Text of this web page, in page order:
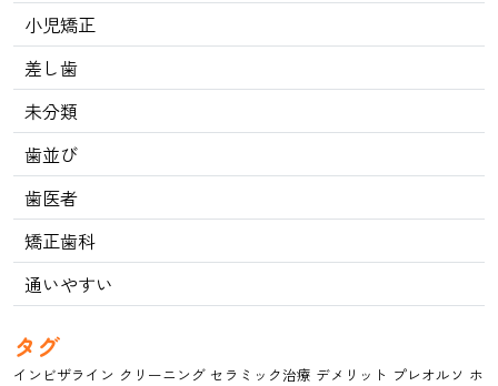
小児矯正
差し歯
未分類
歯並び
歯医者
矯正歯科
通いやすい
タグ
インビザライン クリーニング セラミック治療 デメリット プレオルソ ホ